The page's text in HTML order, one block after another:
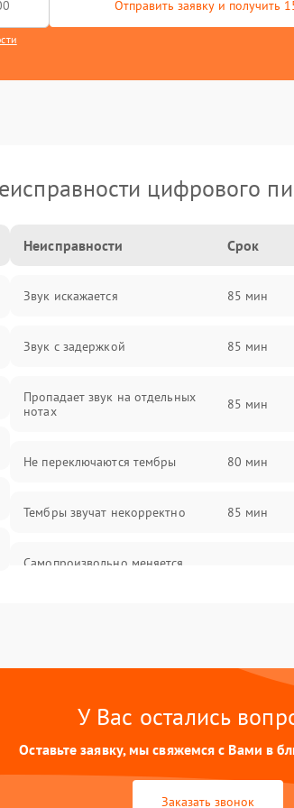
Отправить заявку и получить
цифрового
Неисправности Срок
Звук искажается 85 мин
Звук с задержкой 85 мин
Пропадает звук на отдельных
нотах
85 мин
Не переключаются тембры 80 мин
Тембры звучат некорректно 85 мин
Самопроизвольно меняется
У Вас остались
Оставьте заявку, мы свяжемся с Вами в
Заказать звонок